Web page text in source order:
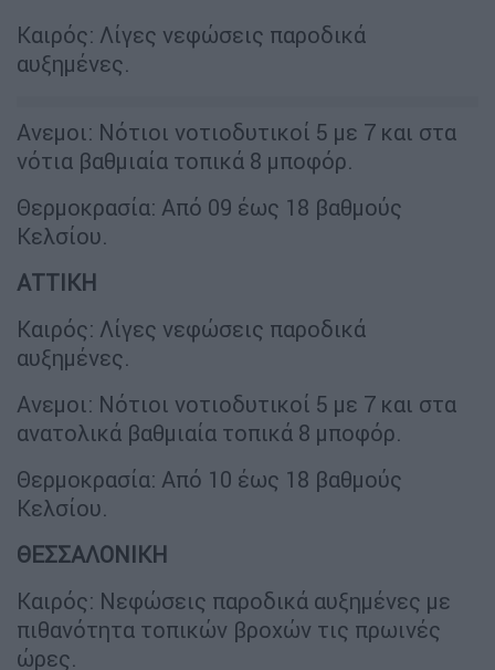
Καιρός: Λίγες νεφώσεις παροδικά
αυξημένες.
Ανεμοι: Νότιοι νοτιοδυτικοί 5 με 7 και στα
νότια βαθμιαία τοπικά 8 μποφόρ.
Θερμοκρασία: Από 09 έως 18 βαθμούς
Κελσίου.
ΑΤΤΙΚΗ
Καιρός: Λίγες νεφώσεις παροδικά
αυξημένες.
Ανεμοι: Νότιοι νοτιοδυτικοί 5 με 7 και στα
ανατολικά βαθμιαία τοπικά 8 μποφόρ.
Θερμοκρασία: Από 10 έως 18 βαθμούς
Κελσίου.
ΘΕΣΣΑΛΟΝΙΚΗ
Καιρός: Νεφώσεις παροδικά αυξημένες με
πιθανότητα τοπικών βροχών τις πρωινές
ώρες.